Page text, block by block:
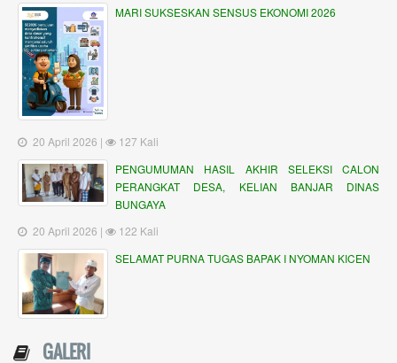
MARI SUKSESKAN SENSUS EKONOMI 2026
20 April 2026 |
127 Kali
PENGUMUMAN HASIL AKHIR SELEKSI CALON
PERANGKAT DESA, KELIAN BANJAR DINAS
BUNGAYA
20 April 2026 |
122 Kali
SELAMAT PURNA TUGAS BAPAK I NYOMAN KICEN
GALERI